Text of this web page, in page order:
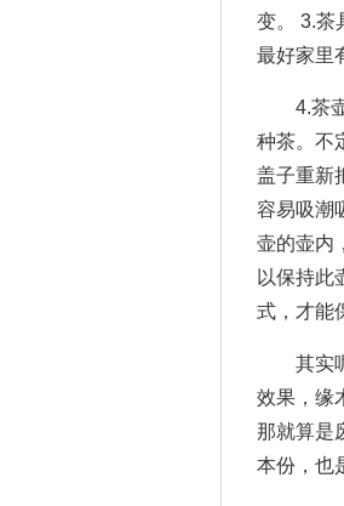
变。 3.茶
最好家里
4.茶壶
种茶。不
盖子重新
容易吸潮
壶的壶内
以保持此
式，才能
其实呢
效果，缘
那就算是
本份，也